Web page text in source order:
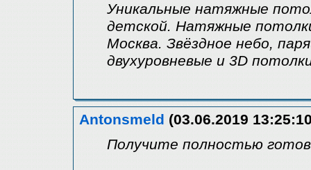
Уникальные натяжные
детской. Натяжные
Москва. Звёздное небо,
двухуровневые и 3D
Antonsmeld (03.06.2019
Получите полностью